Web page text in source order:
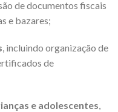
de documentos fiscais
e bazares;
, incluindo organização de
de
e adolescentes,